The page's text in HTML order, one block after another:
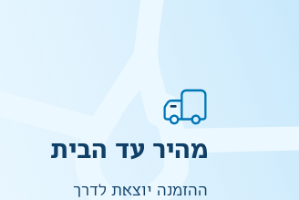
מהיר עד הבית
ההזמנה יוצאת לדרך